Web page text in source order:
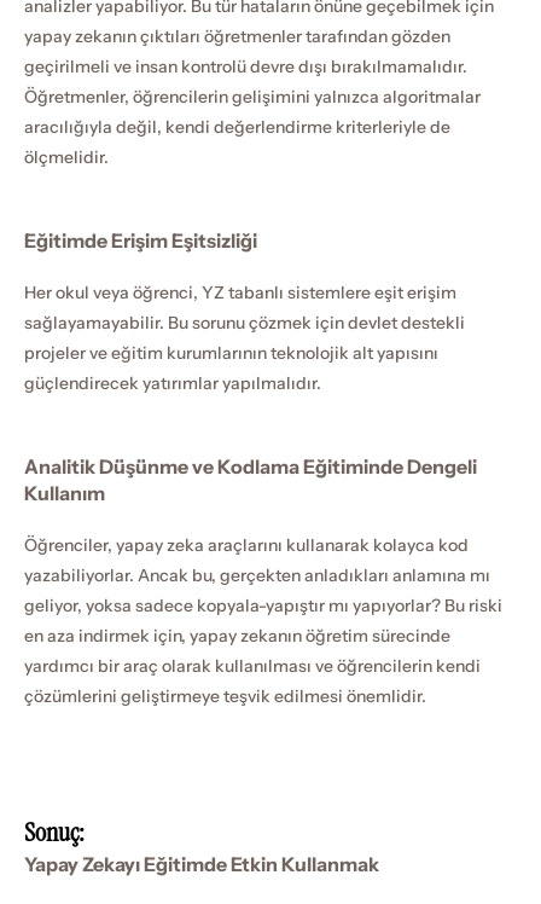
analizler yapabiliyor. Bu tür hataların önüne geçebilmek için
yapay zekanın çıktıları öğretmenler tarafından gözden
geçirilmeli ve insan kontrolü devre dışı bırakılmamalıdır.
Öğretmenler, öğrencilerin gelişimini yalnızca algoritmalar
aracılığıyla değil, kendi değerlendirme kriterleriyle de
ölçmelidir.
Eğitimde Erişim Eşitsizliği
Her okul veya öğrenci, YZ tabanlı sistemlere eşit erişim
sağlayamayabilir. Bu sorunu çözmek için devlet destekli
projeler ve eğitim kurumlarının teknolojik alt yapısını
güçlendirecek yatırımlar yapılmalıdır.
Analitik Düşünme ve Kodlama Eğitiminde Dengeli
Kullanım
Öğrenciler, yapay zeka araçlarını kullanarak kolayca kod
yazabiliyorlar. Ancak bu, gerçekten anladıkları anlamına mı
geliyor, yoksa sadece kopyala-yapıştır mı yapıyorlar? Bu riski
en aza indirmek için, yapay zekanın öğretim sürecinde
yardımcı bir araç olarak kullanılması ve öğrencilerin kendi
çözümlerini geliştirmeye teşvik edilmesi önemlidir.
Sonuç:
Yapay Zekayı Eğitimde Etkin Kullanmak